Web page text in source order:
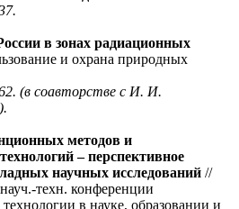
в зонах радиационных
и охрана природных
(в соавторстве с И. И.
методов и
– перспективное
научных исследований //
техн. конференции
в науке, образовании и